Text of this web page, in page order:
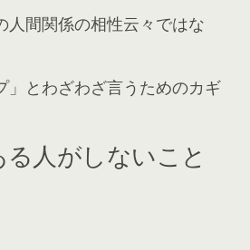
人間関係の相性云々ではな
」とわざわざ言うためのカギ
人がしないこと